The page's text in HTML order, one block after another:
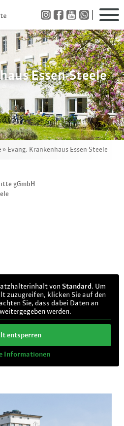
Essen-Steele
» Evang. Krankenhaus Essen-Steele
gGmbH
von Standard. Um
zuzugreifen, klicken Sie auf den
Sie, dass dabei Daten an
werden.
entsperren
Informationen